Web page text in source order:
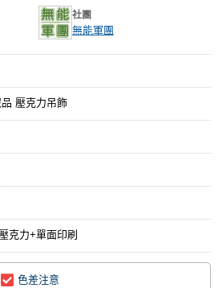
社團
無能軍團
壓克力吊飾
克力+單面印刷
色差注意